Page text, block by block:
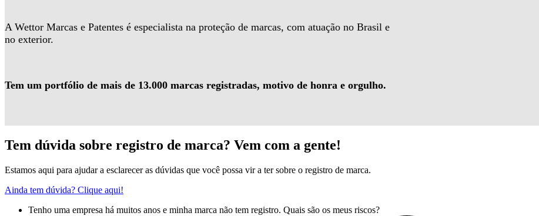
A Wettor Marcas e Patentes é especialista na proteção de marcas, com atuação no Brasil e
no exterior.
Tem um portfólio de mais de 13.000 marcas registradas, motivo de honra e orgulho.
Tem dúvida sobre registro de marca? Vem com a gente!
Estamos aqui para ajudar a esclarecer as dúvidas que você possa vir a ter sobre o registro de marca.
Ainda tem dúvida? Clique aqui!
Tenho uma empresa há muitos anos e minha marca não tem registro. Quais são os meus riscos?